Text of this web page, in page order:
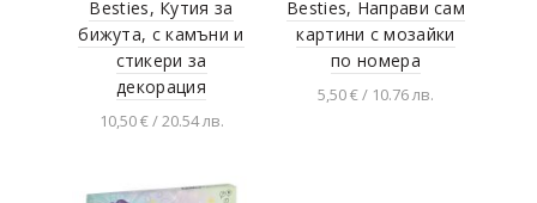
Besties, Кутия за
бижута, с камъни и
стикери за
декорация
10,50 € / 20.54 лв.
Besties, Направи сам
картини с мозайки
по номера
5,50 € / 10.76 лв.